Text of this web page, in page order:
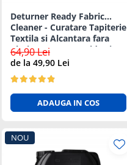
Deturner Ready Fabric
Cleaner - Curatare Tapiterie
Textila si Alcantara fara
Clatire, Uscare Rapida si
Sigura - 5L
64,90 Lei
de la 49,90 Lei
ADAUGA IN COS
NOU